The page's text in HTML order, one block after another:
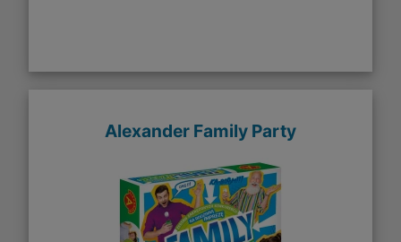
Alexander Family Party